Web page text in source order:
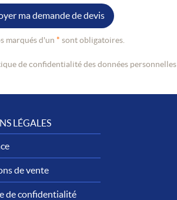
ma demande de devis
marqués d'un * sont obligatoires.
de confidentialité des données personnelles
LÉGALES
de vente
de confidentialité